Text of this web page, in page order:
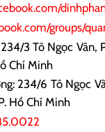
groups/
3 Tô Ngọc Vân,
Chí Minh
234/6 Tô Ngọc
Hồ Chí Minh